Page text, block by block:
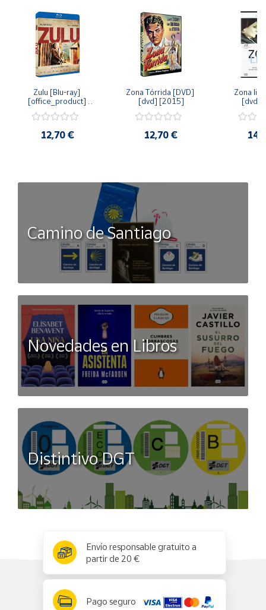
Zulu [Blu-ray]
[office_product]
12,70 €
Zona Tórrida [DVD]
[dvd] [2015]
12,70 €
Zona
[dvd]
Camino de Santiago
Novedades en Libros
Distintivo DGT
Envío responsable gratuito a
partir de 20 €
Pago seguro